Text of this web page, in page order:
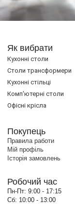
Як вибрати
Кухонні столи
Cтоли трансформери
Кухонні стільці
Комп'ютерні столи
Офісні крісла
Покупець
Правила работи
Мій профіль
Історія замовлень
Робочий час
Пн-Пт: 9:00 - 17:15
Сб: 10:00 - 13:00